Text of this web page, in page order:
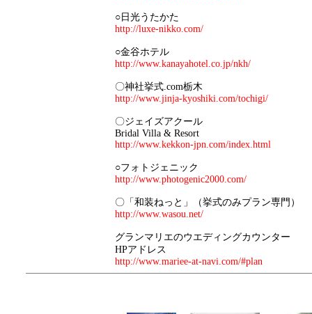
○日光うたかた
http://luxe-nikko.com/
○金谷ホテル
http://www.kanayahotel.co.jp/nkh/
〇神社挙式.com栃木
http://www.jinja-kyoshiki.com/tochigi/
〇ジェイズアクール
Bridal Villa & Resort
http://www.kekkon-jpn.com/index.html
○フォトジェニック
http://www.photogenic2000.com/
〇「和装ねっと」（挙式のみプラン専門）
http://www.wasou.net/
グランマリエのウエディングカウンター
HPアドレス
http://www.mariee-at-navi.com/#plan